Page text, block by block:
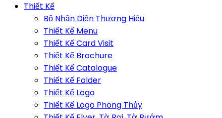
Thiết Kế
Bộ Nhận Diện Thương Hiệu
Thiết Kế Menu
Thiết Kế Card Visit
Thiết Kế Brochure
Thiết Kế Catalogue
Thiết Kế Folder
Thiết Kế Logo
Thiết Kế Logo Phong Thủy